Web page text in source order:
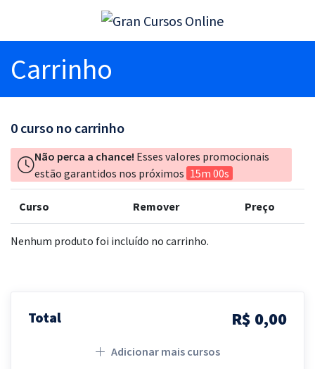
Carrinho
0 curso no carrinho
Não perca a chance! Esses valores promocionais
estão garantidos nos próximos 15m 00s
Curso Remover Preço
Nenhum produto foi incluído no carrinho.
Total R$ 0,00
Adicionar mais cursos